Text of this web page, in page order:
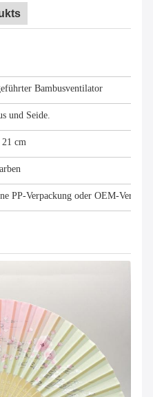
Bambusventilator
und Seide.
21 cm
PP-Verpackung oder OEM-